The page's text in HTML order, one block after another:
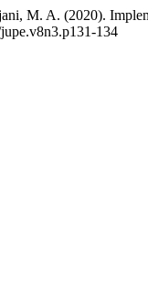
M. A. (2020).
134